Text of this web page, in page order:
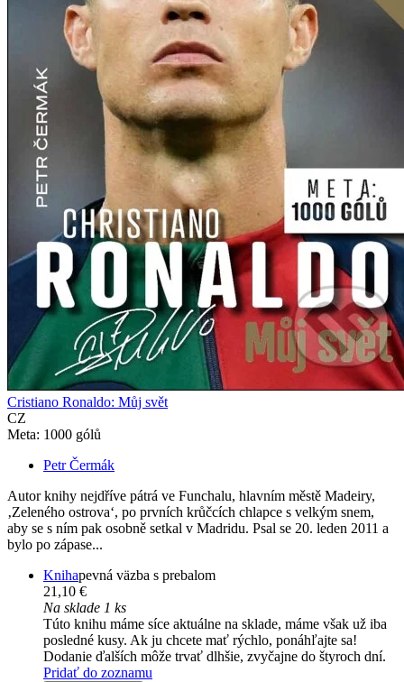
Cristiano Ronaldo: Můj svět
CZ
Meta: 1000 gólů
Petr Čermák
Autor knihy nejdříve pátrá ve Funchalu, hlavním městě Madeiry,
‚Zeleného ostrova‘, po prvních krůčcích chlapce s velkým snem,
aby se s ním pak osobně setkal v Madridu. Psal se 20. leden 2011 a
bylo po zápase...
Knihapevná väzba s prebalom
21,10 €
Na sklade 1 ks
Túto knihu máme síce aktuálne na sklade, máme však už iba
posledné kusy. Ak ju chcete mať rýchlo, ponáhľajte sa!
Dodanie ďalších môže trvať dlhšie, zvyčajne do štyroch dní.
Pridať do zoznamu